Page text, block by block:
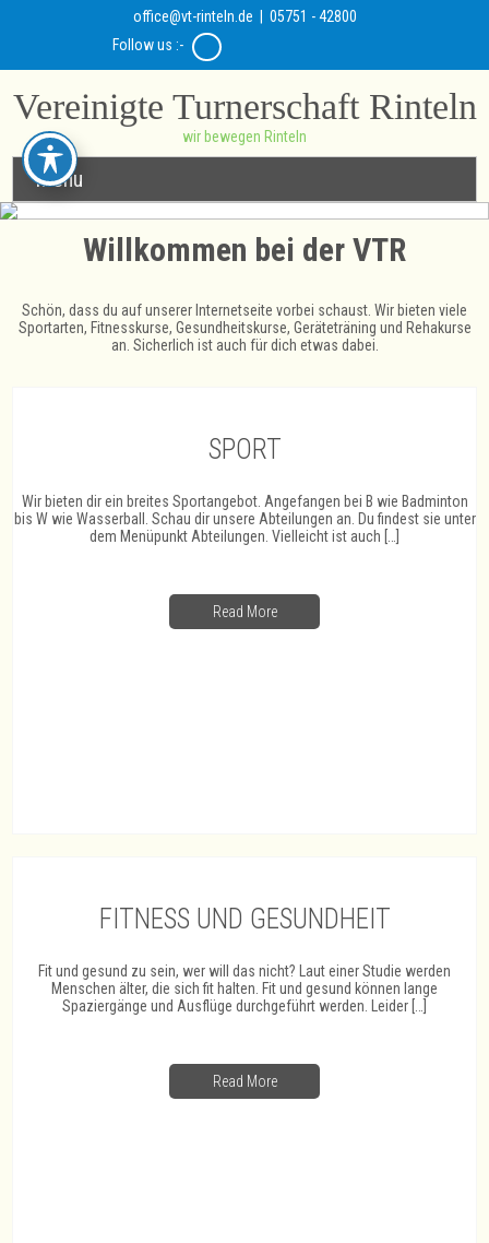
office@vt-rinteln.de | 05751 - 42800
Follow us :-
Vereinigte Turnerschaft Rinteln
wir bewegen Rinteln
Menu
Willkommen bei der VTR
Schön, dass du auf unserer Internetseite vorbei schaust. Wir bieten viele
Sportarten, Fitnesskurse, Gesundheitskurse, Geräteträning und Rehakurse
an. Sicherlich ist auch für dich etwas dabei.
SPORT
Wir bieten dir ein breites Sportangebot. Angefangen bei B wie Badminton
bis W wie Wasserball. Schau dir unsere Abteilungen an. Du findest sie unter
dem Menüpunkt Abteilungen. Vielleicht ist auch […]
Read More
FITNESS UND GESUNDHEIT
Fit und gesund zu sein, wer will das nicht? Laut einer Studie werden
Menschen älter, die sich fit halten. Fit und gesund können lange
Spaziergänge und Ausflüge durchgeführt werden. Leider […]
Read More